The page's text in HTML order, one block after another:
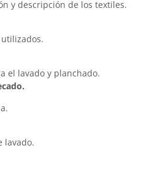
y descripción de los textiles.
el lavado y planchado.
lavado.